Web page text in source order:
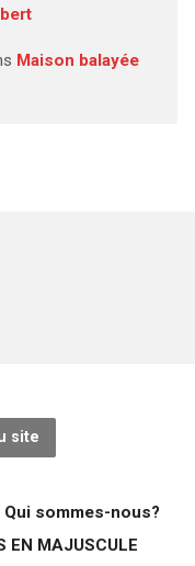
Maison balayée
site
Qui sommes-nous?
EN MAJUSCULE